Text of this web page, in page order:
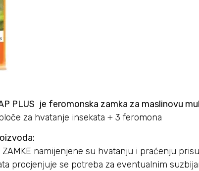
PLUS je feromonska zamka za maslinovu
za hvatanje insekata + 3 feromona
ZAMKE namijenjene su hvatanju i praćenju
procjenjuje se potreba za eventualnim